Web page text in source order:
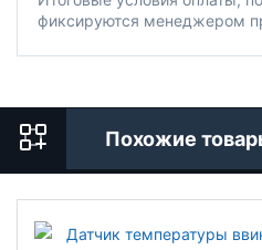
фиксируются менеджером
Похожие